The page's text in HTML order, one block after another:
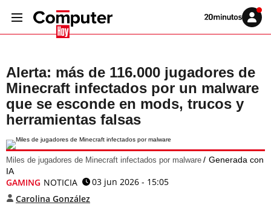
Volver
Iniciar
sesión
Alerta: más de 116.000 jugadores de
Minecraft infectados por un malware
que se esconde en mods, trucos y
herramientas falsas
Miles de jugadores de Minecraft infectados por malware
Generada con
IA
GAMING NOTICIA
03 jun 2026 - 15:05
Carolina González